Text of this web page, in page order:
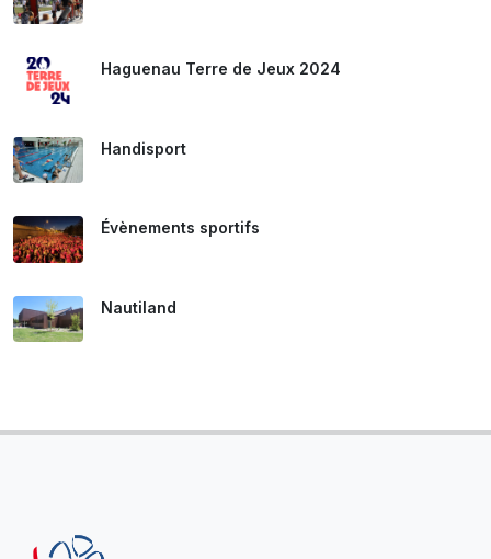
Haguenau Terre de Jeux 2024
Handisport
Évènements sportifs
Nautiland